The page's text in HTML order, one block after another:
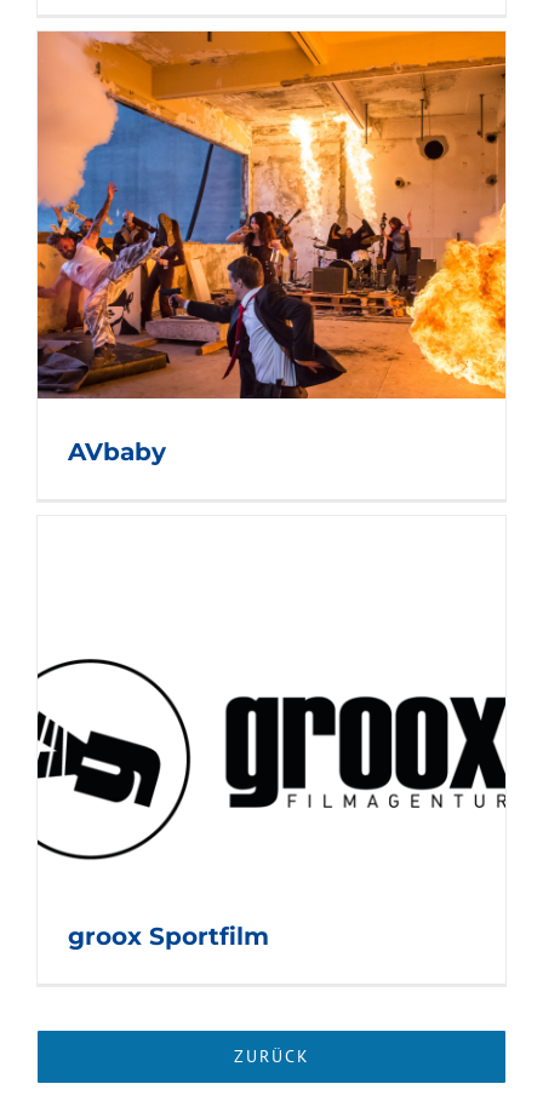
AVbaby
groox Sportfilm